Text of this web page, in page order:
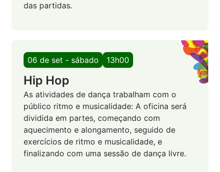
das partidas.
06 de set - sábado 13h00
Hip Hop
As atividades de dança trabalham com o
público ritmo e musicalidade: A oficina será
dividida em partes, começando com
aquecimento e alongamento, seguido de
exercícios de ritmo e musicalidade, e
finalizando com uma sessão de dança livre.